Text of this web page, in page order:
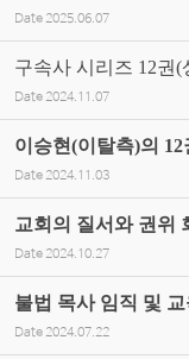
Date 2025.06.07
구속사 시리즈 12권(
Date 2024.11.07
이승현(이탈측)의
Date 2024.11.03
교회의 질서와 권위
Date 2024.10.27
불법 목사 임직 및
Date 2024.07.22